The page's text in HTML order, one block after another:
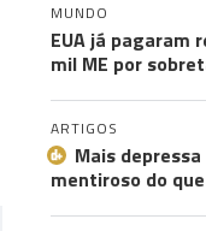
MUNDO
EUA já pagaram
mil ME por
ARTIGOS
Mais
mentiroso do